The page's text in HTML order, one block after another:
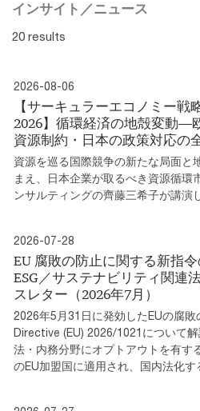
インサイト／ニュース
20 results
2026-08-06
【サーキュラーエコノミー戦
2026】循環経済の地殻変動―
資源制約・日本の政策対応の
資源を巡る国際競争の新たな局面と
まえ、日本企業が取るべき資源循環
ンサルティングの齊藤三希子が講演
2026-07-28
EU 腐敗の防止に関する新指
ESG／サステナビリティ関連
スレター（2026年7月）
2026年5月31日に発効したEUの腐敗
Directive (EU) 2026/1021について
法・内務分野にオプトアウトを有す
のEU加盟国に適用され、国内法化す